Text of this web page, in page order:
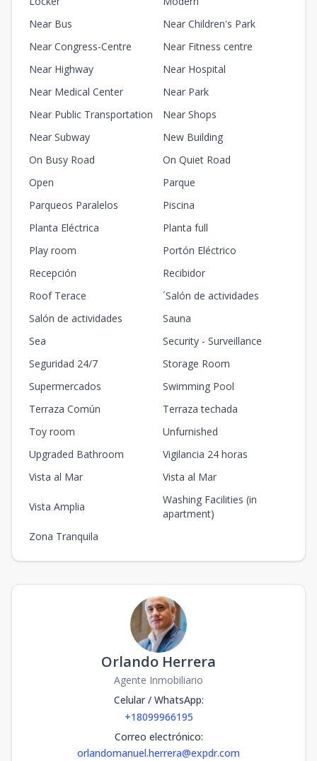
Near Bus
Near Children's Park
Near Congress-Centre
Near Fitness centre
Near Highway
Near Hospital
Near Medical Center
Near Park
Near Public Transportation
Near Shops
Near Subway
New Building
On Busy Road
On Quiet Road
Open
Parque
Parqueos Paralelos
Piscina
Planta Eléctrica
Planta full
Play room
Portón Eléctrico
Recepción
Recibidor
Roof Terace
´Salón de actividades
Salón de actividades
Sauna
Sea
Security - Surveillance
Seguridad 24/7
Storage Room
Supermercados
Swimming Pool
Terraza Común
Terraza techada
Toy room
Unfurnished
Upgraded Bathroom
Vigilancia 24 horas
Vista al Mar
Vista al Mar
Vista Amplia
Washing Facilities (in
apartment)
Zona Tranquila
Orlando Herrera
Agente Inmobiliario
Celular / WhatsApp:
+18099966195
Correo electrónico:
orlandomanuel.herrera@expdr.com